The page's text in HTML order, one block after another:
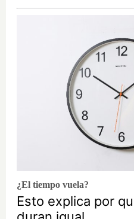
¿El tiempo vuela?
Esto explica por